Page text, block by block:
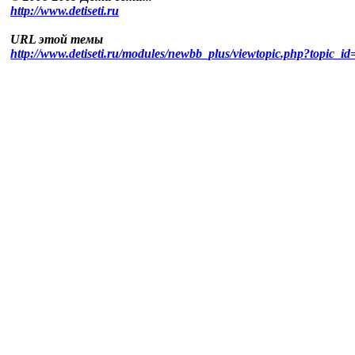
http://www.detiseti.ru
URL этой темы
http://www.detiseti.ru/modules/newbb_plus/